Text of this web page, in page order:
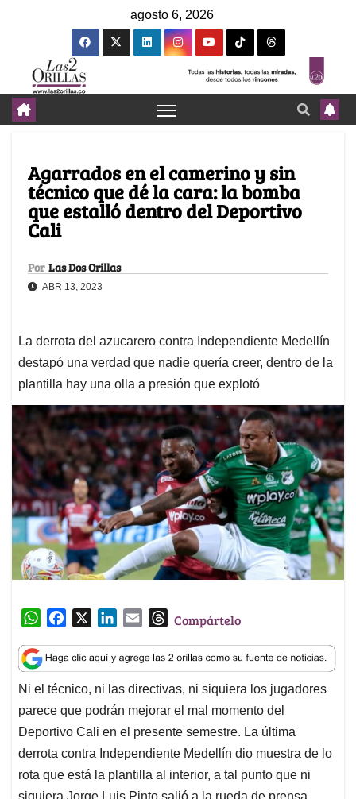
agosto 6, 2026
Agarrados en el camerino y sin
técnico que dé la cara: la bomba
que estalló dentro del Deportivo
Cali
Por Las Dos Orillas
ABR 13, 2023
La derrota del azucarero contra Independiente Medellín
destapó una verdad que nadie quería creer, dentro de la
plantilla hay una olla a presión que explotó
W
a
t
s
A
p
p
c
e
b
o
o
k
n
k
e
d
I
n
a
i
l
T
r
e
a
d
s
Compártelo
Ni el técnico, ni las directivas, ni siquiera los jugadores
parece que podrán mejorar el mal momento del
Deportivo Cali en el presente semestre. La última
derrota contra Independiente Medellín dio muestra de lo
rota que está la plantilla al interior, a tal punto que ni